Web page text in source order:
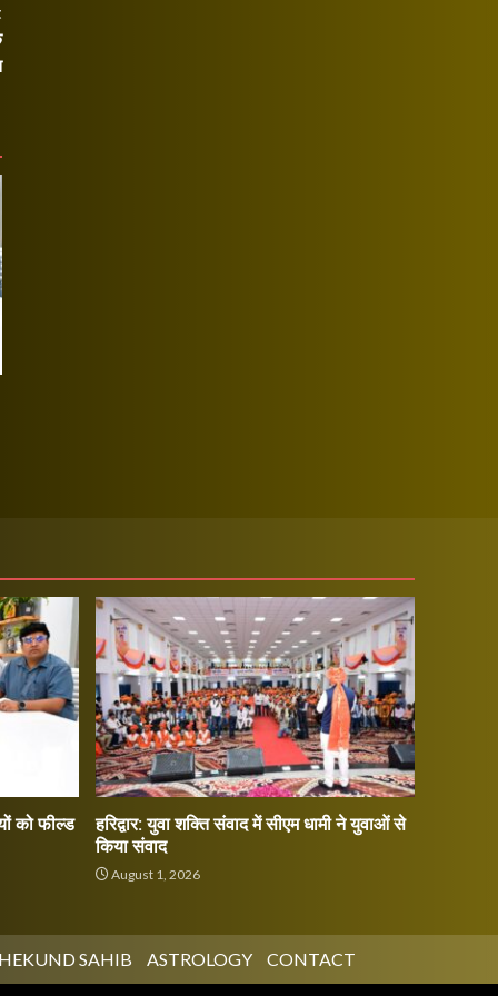
को फील्ड
हरिद्वार: युवा शक्ति संवाद में सीएम धामी ने युवाओं से
किया संवाद
August 1, 2026
SAHIB ASTROLOGY CONTACT